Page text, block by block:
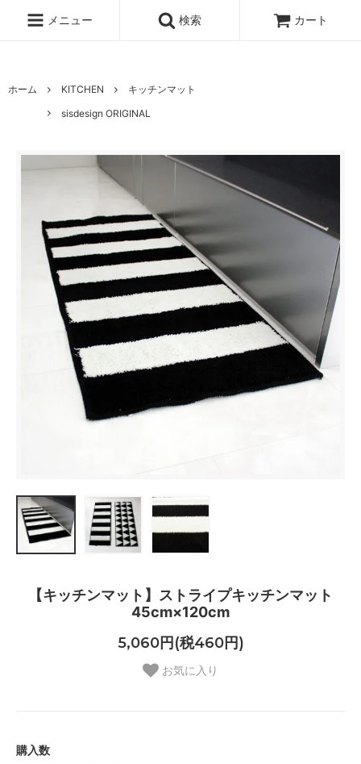
メニュー
検索 カート
ホーム KITCHEN
キッチンマット
sisdesign ORIGINAL
【キッチンマット】ストライプキッチンマット
45cm×120cm
5,060円(税460円)
お気に入り
購入数